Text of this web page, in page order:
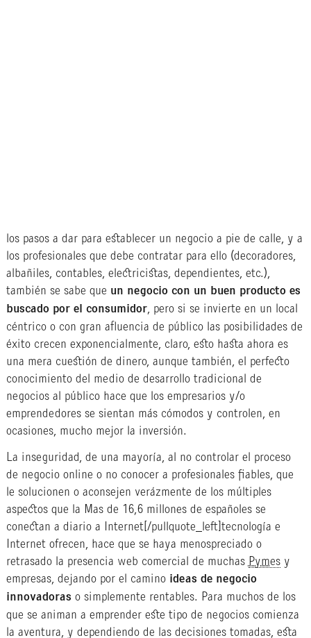
los pasos a dar para establecer un negocio a pie de calle, y a
los profesionales que debe contratar para ello (decoradores,
albañiles, contables, electricistas, dependientes, etc.),
también se sabe que un negocio con un buen producto es
buscado por el consumidor, pero si se invierte en un local
céntrico o con gran afluencia de público las posibilidades de
éxito crecen exponencialmente, claro, esto hasta ahora es
una mera cuestión de dinero, aunque también, el perfecto
conocimiento del medio de desarrollo tradicional de
negocios al público hace que los empresarios y/o
emprendedores se sientan más cómodos y controlen, en
ocasiones, mucho mejor la inversión.
La inseguridad, de una mayoría, al no controlar el proceso
de negocio online o no conocer a profesionales fiables, que
le solucionen o aconsejen verázmente de los múltiples
aspectos que la Mas de 16,6 millones de españoles se
conectan a diario a Internet[/pullquote_left]tecnología e
Internet ofrecen, hace que se haya menospreciado o
retrasado la presencia web comercial de muchas Pymesy
empresas, dejando por el camino ideas de negocio
innovadoras o simplemente rentables. Para muchos de los
que se animan a emprender este tipo de negocios comienza
la aventura, y dependiendo de las decisiones tomadas, esta